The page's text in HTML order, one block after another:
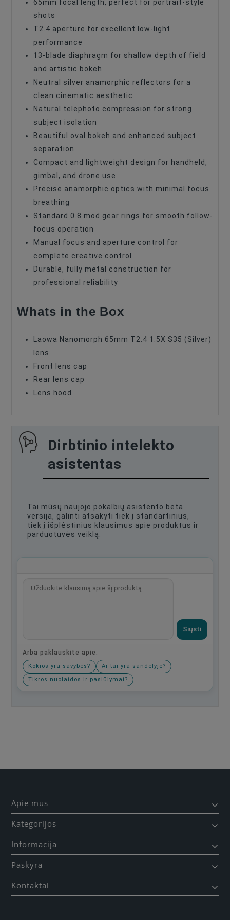
65mm focal length, perfect for portrait-style
shots
T2.4 aperture for excellent low-light
performance
13-blade diaphragm for shallow depth of field
and artistic bokeh
Neutral silver anamorphic reflectors for a
clean cinematic aesthetic
Natural telephoto compression for strong
subject isolation
Beautiful oval bokeh and enhanced subject
separation
Compact and lightweight design for handheld,
gimbal, and drone use
Precise anamorphic optics with minimal focus
breathing
Standard 0.8 mod gear rings for smooth follow-
focus operation
Manual focus and aperture control for
complete creative control
Durable, fully metal construction for
professional reliability
Whats in the Box
Laowa Nanomorph 65mm T2.4 1.5X S35 (Silver)
lens
Front lens cap
Rear lens cap
Lens hood
Dirbtinio intelekto
asistentas
Tai mūsų naujojo pokalbių asistento beta
versija, galinti atsakyti tiek į standartinius,
tiek į išplėstinius klausimus apie produktus ir
parduotuvės veiklą.
Siųsti
Arba paklauskite apie:
Kokios yra savybės?
Ar tai yra sandėlyje?
Tikros nuolaidos ir pasiūlymai?
Apie mus
Kategorijos
Informacija
Paskyra
Kontaktai